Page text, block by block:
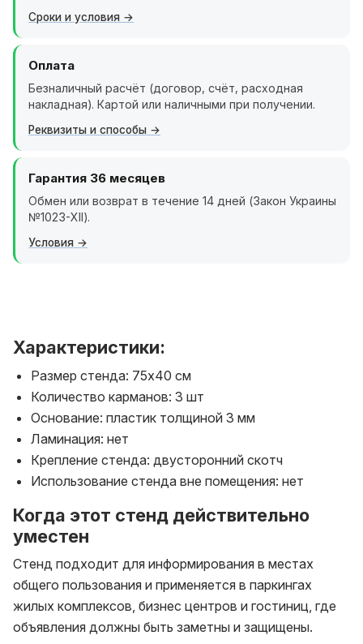
Сроки и условия
Оплата
Безналичный расчёт (договор, счёт, расходная
накладная). Картой или наличными при получении.
Реквизиты и способы
Гарантия 36 месяцев
Обмен или возврат в течение 14 дней (Закон Украины
№1023-XII).
Условия
Характеристики:
Размер стенда: 75х40 см
Количество карманов: 3 шт
Основание: пластик толщиной 3 мм
Ламинация: нет
Крепление стенда: двусторонний скотч
Использование стенда вне помещения: нет
Когда этот стенд действительно
уместен
Стенд подходит для информирования в местах
общего пользования и применяется в паркингах
жилых комплексов, бизнес центров и гостиниц, где
объявления должны быть заметны и защищены.